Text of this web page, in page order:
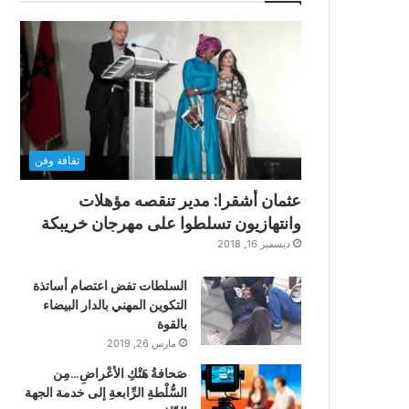
ثقافة وفن
عثمان أشقرا: مدير تنقصه مؤهلات
وانتهازيون تسلطوا على مهرجان خريبكة
ديسمبر 16, 2018
السلطات تفض اعتصام أساتذة
التكوين المهني بالدار البيضاء
بالقوة
مارس 26, 2019
صَحافةُ هَتْكِ الأعْراضِ…مِن
السُّلْطةِ الرِّابعةِ إلى خدمة الجهة